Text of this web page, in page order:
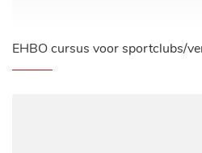
EHBO cursus voor sportclubs/